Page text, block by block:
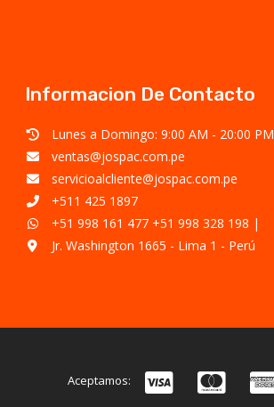
Informacion De Contacto
Lunes a Domingo: 9:00 AM - 20:00 PM
ventas@jospac.com.pe
servicioalcliente@jospac.com.pe
+511 425 1897
+51 998 161 477 +51 998 328 198 |
Jr. Washington 1665 - Lima 1 - Perú
Aceptamos: